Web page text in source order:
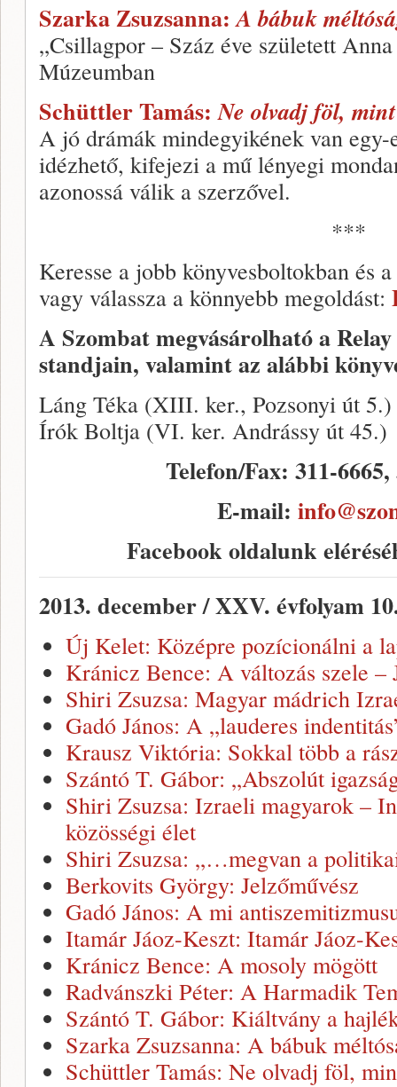
Szarka Zsuzsanna:A bábuk
„Csillagpor – Száz éve született
Múzeumban
Schüttler Tamás:Ne olvadj föl,
A jó drámák mindegyikének van
idézhető, kifejezi a mű lényegi
azonossá válik a szerzővel.
***
Keresse a jobb könyvesboltokban és
vagy válassza a könnyebb megoldást:
A Szombat megvásárolható a
standjain, valamint az alábbi
Láng Téka (XIII. ker., Pozsonyi út 5.)
Írók Boltja (VI. ker. Andrássy út 45.)
Telefon/Fax: 311-6665,
E-mail:
Facebook oldalunk
2013. december / XXV. évfolyam
Új Kelet: Középre pozícionálni a
Kránicz Bence: A változás szele
Shiri Zsuzsa: Magyar mádrich
Gadó János: A „lauderes
Krausz Viktória: Sokkal több a
Szántó T. Gábor: „Abszolút
Shiri Zsuzsa: Izraeli magyarok –
közösségi élet
Shiri Zsuzsa: „…megvan a
Berkovits György: Jelzőművész
Gadó János: A mi
Itamár Jáoz-Keszt: Itamár Jáoz-
Kránicz Bence: A mosoly mögött
Radvánszki Péter: A Harmadik
Szántó T. Gábor: Kiáltvány a
Szarka Zsuzsanna: A bábuk
Schüttler Tamás: Ne olvadj föl,